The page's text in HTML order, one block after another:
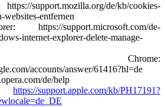
https://support.mozilla.org/de/kb/cookies-
websites-entfernen
https://support.microsoft.com/de-
internet-explorer-delete-manage-
Chrome:
accounts/answer/61416?hl=de
de/help
https://support.apple.com/kb/PH17191?